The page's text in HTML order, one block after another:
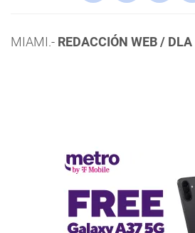
MIAMI.- REDACCIÓN WEB / DLA